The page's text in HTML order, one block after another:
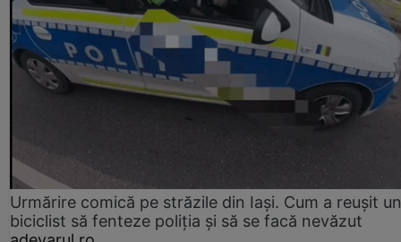
Urmărire comică pe străzile din Iași. Cum a reușit un
biciclist să fenteze poliția și să se facă nevăzut